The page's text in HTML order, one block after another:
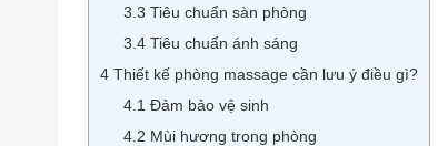
3.3 Tiêu chuẩn sàn phòng
3.4 Tiêu chuẩn ánh sáng
4 Thiết kế phòng massage cần lưu ý điều gì?
4.1 Đảm bảo vệ sinh
4.2 Mùi hương trong phòng